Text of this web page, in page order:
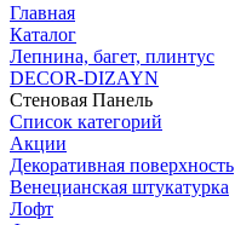
Главная
Каталог
Лепнина, багет, плинтус
DECOR-DIZAYN
Стеновая Панель
Список категорий
Акции
Декоративная поверхность
Венецианская штукатурка
Лофт